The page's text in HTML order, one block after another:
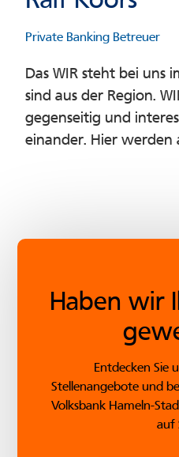
Private Banking Betreuer
Das WIR steht bei uns
sind aus der Region.
gegenseitig und
einander. Hier werden
Haben wir
Entdecken Sie
Stellenangebote und
Volksbank Hameln-
auf